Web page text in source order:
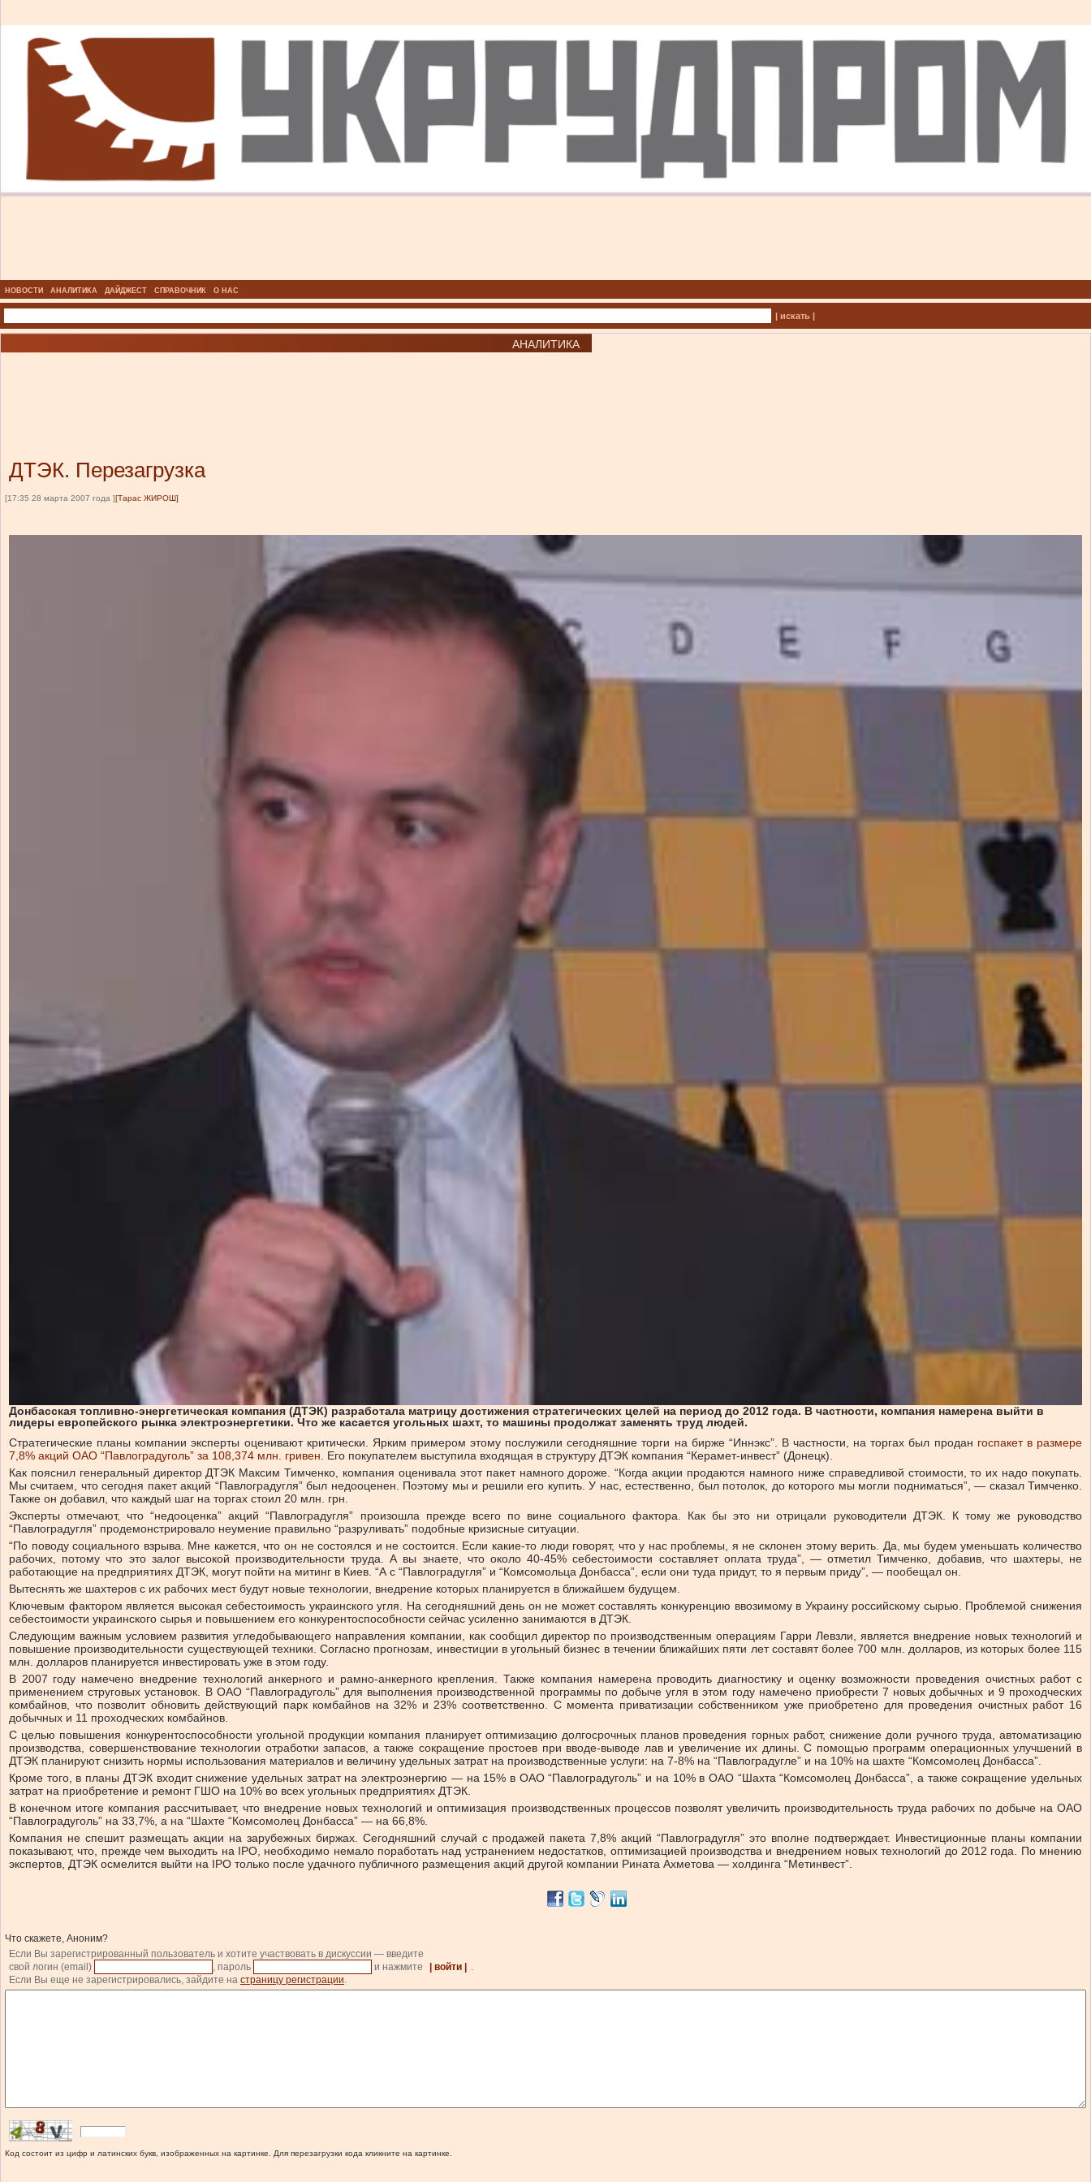
НОВОСТИ АНАЛИТИКА ДАЙДЖЕСТ СПРАВОЧНИК О НАС
| искать |
АНАЛИТИКА
ДТЭК. Перезагрузка
[17:35 28 марта 2007 года ][Тарас ЖИРОШ]
Донбасская топливно-энергетическая компания (ДТЭК) разработала матрицу достижения стратегических целей на период до 2012 года. В частности, компания намерена выйти в
лидеры европейского рынка электроэнергетики. Что же касается угольных шахт, то машины продолжат заменять труд людей.
Стратегические планы компании эксперты оценивают критически. Ярким примером этому послужили сегодняшние торги на бирже “Иннэкс”. В частности, на торгах был продан госпакет в размере
7,8% акций ОАО “Павлоградуголь” за 108,374 млн. гривен. Его покупателем выступила входящая в структуру ДТЭК компания “Керамет-инвест” (Донецк).
Как пояснил генеральный директор ДТЭК Максим Тимченко, компания оценивала этот пакет намного дороже. “Когда акции продаются намного ниже справедливой стоимости, то их надо покупать.
Мы считаем, что сегодня пакет акций “Павлоградугля” был недооценен. Поэтому мы и решили его купить. У нас, естественно, был потолок, до которого мы могли подниматься”, — сказал Тимченко.
Также он добавил, что каждый шаг на торгах стоил 20 млн. грн.
Эксперты отмечают, что “недооценка” акций “Павлоградугля” произошла прежде всего по вине социального фактора. Как бы это ни отрицали руководители ДТЭК. К тому же руководство
“Павлоградугля” продемонстрировало неумение правильно “разруливать” подобные кризисные ситуации.
“По поводу социального взрыва. Мне кажется, что он не состоялся и не состоится. Если какие-то люди говорят, что у нас проблемы, я не склонен этому верить. Да, мы будем уменьшать количество
рабочих, потому что это залог высокой производительности труда. А вы знаете, что около 40-45% себестоимости составляет оплата труда”, — отметил Тимченко, добавив, что шахтеры, не
работающие на предприятиях ДТЭК, могут пойти на митинг в Киев. “А с “Павлоградугля” и “Комсомольца Донбасса”, если они туда придут, то я первым приду”, — пообещал он.
Вытеснять же шахтеров с их рабочих мест будут новые технологии, внедрение которых планируется в ближайшем будущем.
Ключевым фактором является высокая себестоимость украинского угля. На сегодняшний день он не может составлять конкуренцию ввозимому в Украину российскому сырью. Проблемой снижения
себестоимости украинского сырья и повышением его конкурентоспособности сейчас усиленно занимаются в ДТЭК.
Следующим важным условием развития угледобывающего направления компании, как сообщил директор по производственным операциям Гарри Левзли, является внедрение новых технологий и
повышение производительности существующей техники. Согласно прогнозам, инвестиции в угольный бизнес в течении ближайших пяти лет составят более 700 млн. долларов, из которых более 115
млн. долларов планируется инвестировать уже в этом году.
В 2007 году намечено внедрение технологий анкерного и рамно-анкерного крепления. Также компания намерена проводить диагностику и оценку возможности проведения очистных работ с
применением струговых установок. В ОАО “Павлоградуголь” для выполнения производственной программы по добыче угля в этом году намечено приобрести 7 новых добычных и 9 проходческих
комбайнов, что позволит обновить действующий парк комбайнов на 32% и 23% соответственно. С момента приватизации собственником уже приобретено для проведения очистных работ 16
добычных и 11 проходческих комбайнов.
С целью повышения конкурентоспособности угольной продукции компания планирует оптимизацию долгосрочных планов проведения горных работ, снижение доли ручного труда, автоматизацию
производства, совершенствование технологии отработки запасов, а также сокращение простоев при вводе-выводе лав и увеличение их длины. С помощью программ операционных улучшений в
ДТЭК планируют снизить нормы использования материалов и величину удельных затрат на производственные услуги: на 7-8% на “Павлоградугле” и на 10% на шахте “Комсомолец Донбасса”.
Кроме того, в планы ДТЭК входит снижение удельных затрат на электроэнергию — на 15% в ОАО “Павлоградуголь” и на 10% в ОАО “Шахта “Комсомолец Донбасса”, а также сокращение удельных
затрат на приобретение и ремонт ГШО на 10% во всех угольных предприятиях ДТЭК.
В конечном итоге компания рассчитывает, что внедрение новых технологий и оптимизация производственных процессов позволят увеличить производительность труда рабочих по добыче на ОАО
“Павлоградуголь” на 33,7%, а на “Шахте “Комсомолец Донбасса” — на 66,8%.
Компания не спешит размещать акции на зарубежных биржах. Сегодняшний случай с продажей пакета 7,8% акций “Павлоградугля” это вполне подтверждает. Инвестиционные планы компании
показывают, что, прежде чем выходить на IPO, необходимо немало поработать над устранением недостатков, оптимизацией производства и внедрением новых технологий до 2012 года. По мнению
экспертов, ДТЭК осмелится выйти на IPO только после удачного публичного размещения акций другой компании Рината Ахметова — холдинга “Метинвест”.
Что скажете, Аноним?
Если Вы зарегистрированный пользователь и хотите участвовать в дискуссии — введите
свой логин (email)
, пароль и нажмите | войти |
.
Если Вы еще не зарегистрировались, зайдите на страницу регистрации.
Код состоит из цифр и латинских букв, изображенных на картинке. Для перезагрузки кода кликните на картинке.